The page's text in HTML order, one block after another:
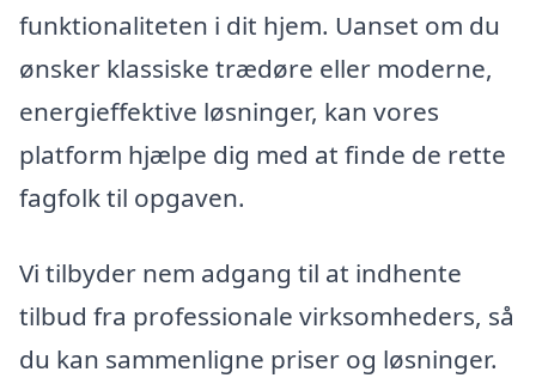
funktionaliteten i dit hjem. Uanset om du
ønsker klassiske trædøre eller moderne,
energieffektive løsninger, kan vores
platform hjælpe dig med at finde de rette
fagfolk til opgaven.
Vi tilbyder nem adgang til at indhente
tilbud fra professionale virksomheders, så
du kan sammenligne priser og løsninger.